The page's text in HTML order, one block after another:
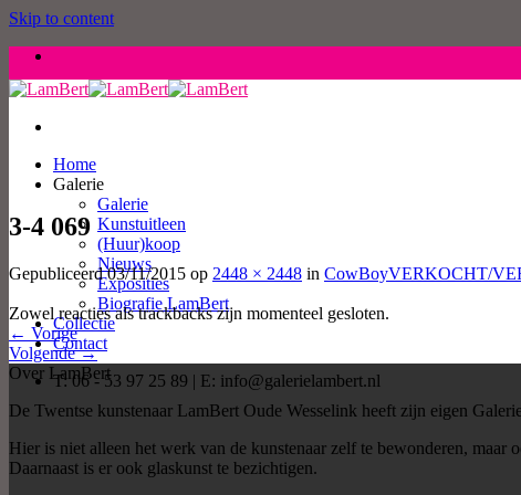
Skip to content
Home
Galerie
Galerie
Kunstuitleen
(Huur)koop
Nieuws
Exposities
Biografie LamBert
Collectie
Contact
T: 06 - 53 97 25 89 | E: info@galerielambert.nl
3-4 069
Gepubliceerd03/11/2015 op 2448 × 2448 in CowBoyVERKOCHT/
Zowel reacties als trackbacks zijn momenteel gesloten.
← Vorige
Volgende→
Over LamBert
De Twentse kunstenaar LamBert Oude Wesselink heeft zijn eigen
Hier is niet alleen het werk van de kunstenaar zelf te bewonderen,
Daarnaast is er ook glaskunst te bezichtigen.